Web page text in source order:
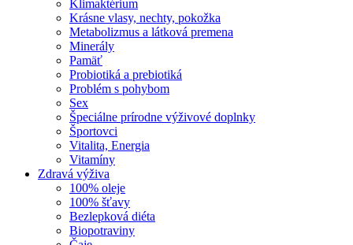
Klimaktérium
Krásne vlasy, nechty, pokožka
Metabolizmus a látková premena
Minerály
Pamäť
Probiotiká a prebiotiká
Problém s pohybom
Sex
Špeciálne prírodne výživové doplnky
Športovci
Vitalita, Energia
Vitamíny
Zdravá výživa
100% oleje
100% šťavy
Bezlepková diéta
Biopotraviny